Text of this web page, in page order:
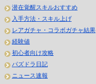
潜在覚醒スキルおすすめ
入手方法・スキル上げ
レアガチャ・コラボガチャ結果
経験値
初心者向け攻略
パズドラ日記
ニュース速報